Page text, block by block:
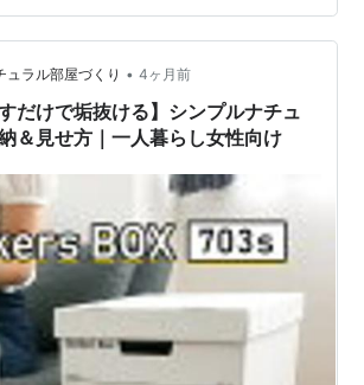
洋服収納の改善 ② 心を満たす時間をつ
ペスト』『ナイン・ストーリーズ』）
分のための行動 まつ毛パーマ・眉毛
ュラル部屋づくり • 4ヶ月前
だけで垢抜ける】シンプルナチュ
＆見せ方｜一人暮らし女性向け